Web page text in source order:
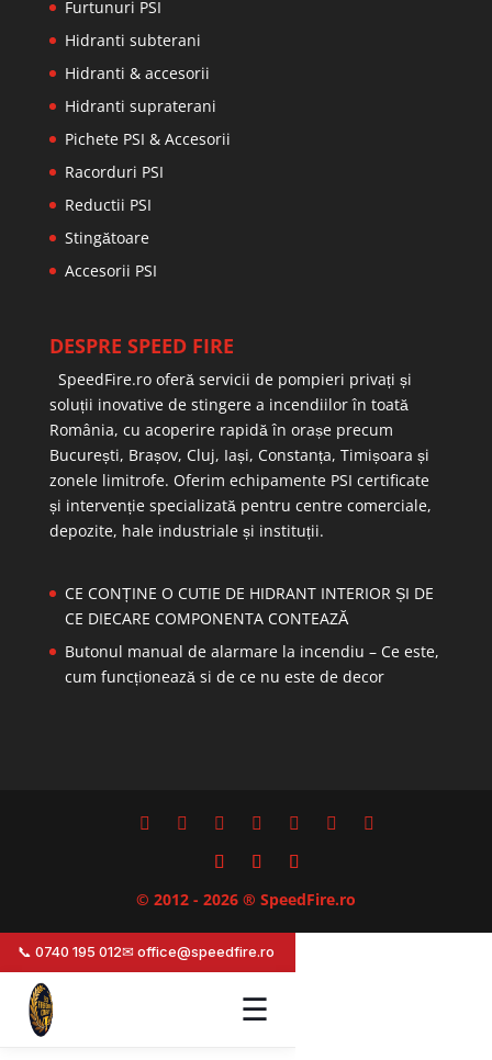
Furtunuri PSI
Hidranti subterani
Hidranti & accesorii
Hidranti supraterani
Pichete PSI & Accesorii
Racorduri PSI
Reductii PSI
Stingătoare
Accesorii PSI
DESPRE SPEED FIRE
SpeedFire.ro oferă servicii de pompieri privați și
soluții inovative de stingere a incendiilor în toată
România, cu acoperire rapidă în orașe precum
București, Brașov, Cluj, Iași, Constanța, Timișoara și
zonele limitrofe. Oferim echipamente PSI certificate
și intervenție specializată pentru centre comerciale,
depozite, hale industriale și instituții.
CE CONȚINE O CUTIE DE HIDRANT INTERIOR ȘI DE
CE DIECARE COMPONENTA CONTEAZĂ
Butonul manual de alarmare la incendiu – Ce este,
cum funcționează si de ce nu este de decor
© 2012 - 2026 ® SpeedFire.ro